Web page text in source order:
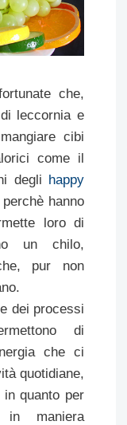
che,
leccornia e
cibi
come il
degli happy
hanno
loro di
un chilo,
pur non
dei processi
di
che ci
quotidiane,
quanto per
in maniera